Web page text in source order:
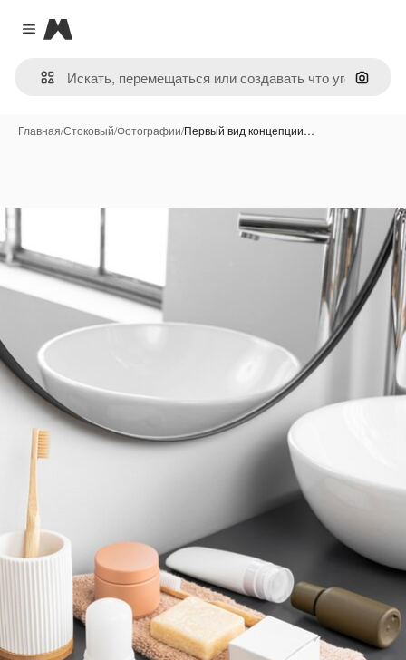
Close menu
Magnific
Поиск
Главная/Стоковый/Фотографии/Первый вид концепции…